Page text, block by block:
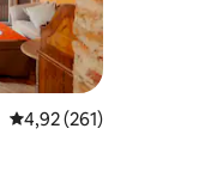
Vlerësimi mesatar
4,92 (261)